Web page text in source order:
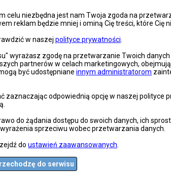
celu niezbędna jest nam Twoja zgoda na
reklam będzie mniej i ominą Cię treści, które Cię
w naszej polityce prywatności
wyrażasz zgodę na przetwarzanie Twoich
partnerów w celach marketingowych,
być udostępniane innym administratorom
odpowiednią opcję w naszej polityce
do żądania dostępu do swoich danych, ich
sprzeciwu wobec przetwarzania danych.
do ustawień zaawansowanych
do serwisu
DOLNYSLASK